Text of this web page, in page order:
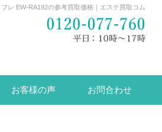
レ EW-RA192の参考買取価格｜エステ買取コム
お客様の声 お問合わせ